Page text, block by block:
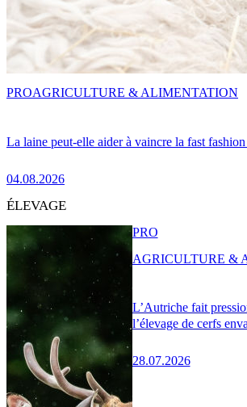
La laine peut-elle aider à vaincre la fast fashion
04.08.2026
PROAGRICULTURE & ALIMENTATION
ÉLEVAGE
L’Autriche fait
l’élevage de cerfs
28.07.2026
PRO
AGRICULTURE &